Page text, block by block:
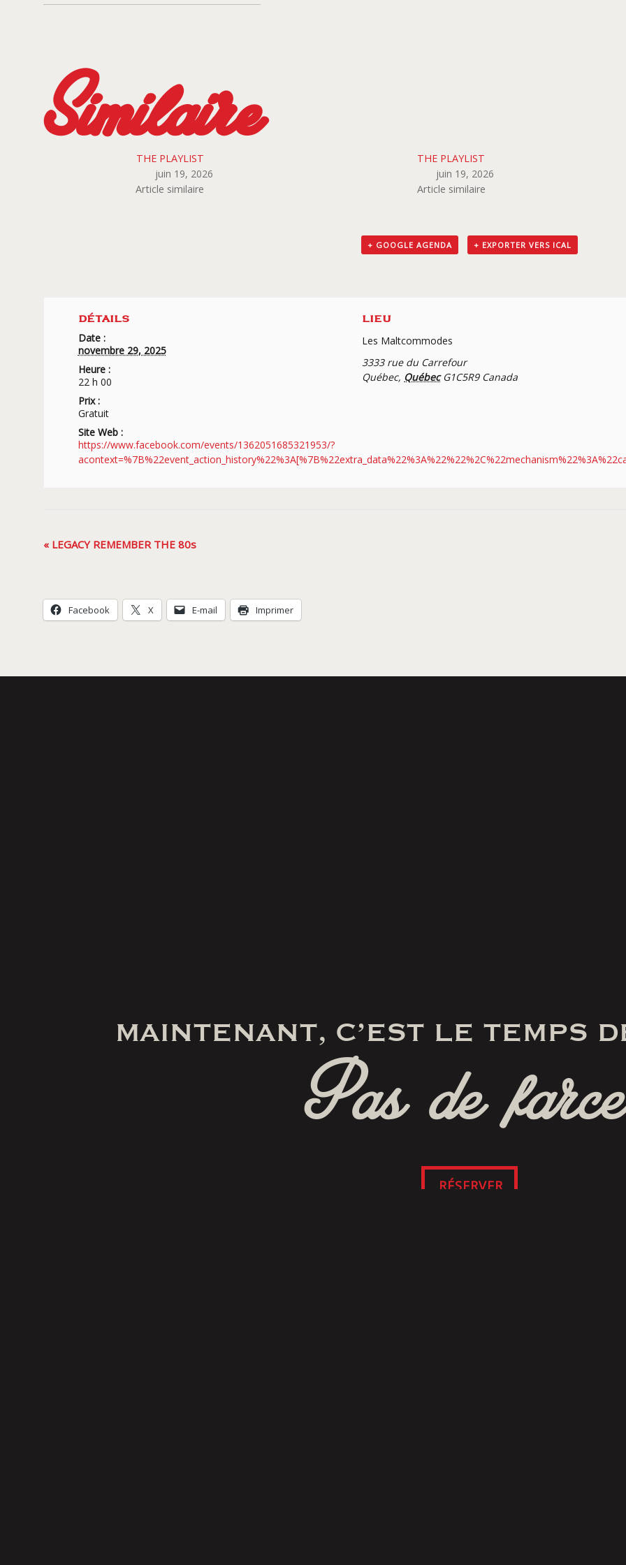
Similaire
THE PLAYLIST
juin 19, 2026
Article similaire
THE PLAYLIST
juin 19, 2026
Article similaire
+ GOOGLE AGENDA + EXPORTER VERS ICAL
DÉTAILS
Date :
novembre 29, 2025
Heure :
22 h 00
Prix :
Gratuit
Site Web :
https://www.facebook.com/events/1362051685321953/?
LIEU
Les Maltcommodes
3333 rue du Carrefour
Québec, Québec G1C5R9 Canada
Navigation
« LEGACY REMEMBER THE 80s
Facebook X E-mail Imprimer
MAINTENANT, C’EST LE TEMPS
Pas de
RÉSERVER